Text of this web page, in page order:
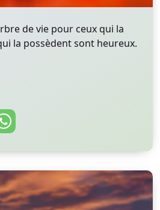
de vie pour ceux qui la
la possèdent sont heureux.